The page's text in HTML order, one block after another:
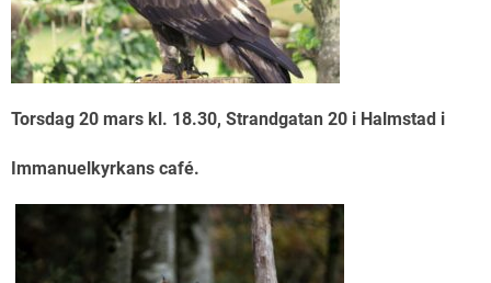
Torsdag 20 mars kl. 18.30, Strandgatan 20 i Halmstad i
Immanuelkyrkans café.